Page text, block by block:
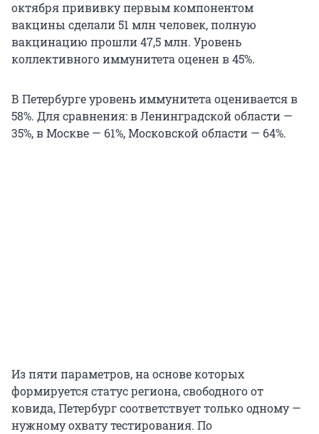
октября прививку первым компонентом
вакцины сделали 51 млн человек, полную
вакцинацию прошли 47,5 млн. Уровень
коллективного иммунитета оценен в 45%.
В Петербурге уровень иммунитета оценивается в
58%. Для сравнения: в Ленинградской области —
35%, в Москве — 61%, Московской области — 64%.
Из пяти параметров, на основе которых
формируется статус региона, свободного от
ковида, Петербург соответствует только одному —
нужному охвату тестирования. По